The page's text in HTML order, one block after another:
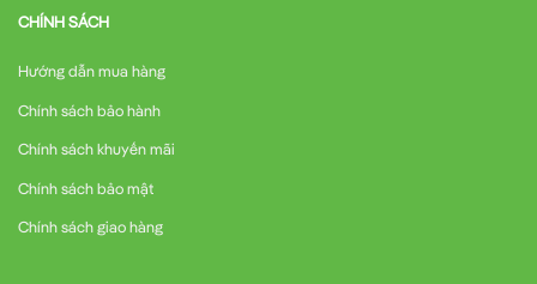
CHÍNH SÁCH
Hướng dẫn mua hàng
Chính sách bảo hành
Chính sách khuyến mãi
Chính sách bảo mật
Chính sách giao hàng